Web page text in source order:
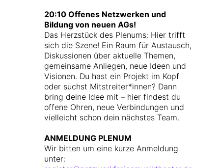
20:10 Offenes Netzwerken und
Bildung von neuen AGs!
Das Herzstück des Plenums: Hier trifft
sich die Szene! Ein Raum für Austausch,
Diskussionen über aktuelle Themen,
gemeinsame Anliegen, neue Ideen und
Visionen. Du hast ein Projekt im Kopf
oder suchst Mitstreiter*innen? Dann
bring deine Idee mit – hier findest du
offene Ohren, neue Verbindungen und
vielleicht schon dein nächstes Team.
ANMELDUNG PLENUM
Wir bitten um eine kurze Anmeldung
unter: